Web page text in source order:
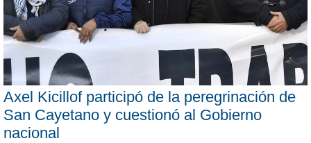
Axel Kicillof participó de la peregrinación de
San Cayetano y cuestionó al Gobierno
nacional